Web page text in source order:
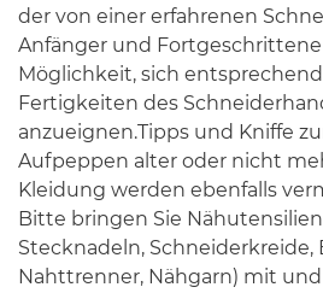
der von einer erfahrenen
Anfänger und
Möglichkeit, sich
Fertigkeiten des
anzueignen.Tipps und Kniffe
Aufpeppen alter oder nicht
Kleidung werden ebenfalls
Bitte bringen Sie Nähutensilien
Stecknadeln, Schneiderkreide,
Nahttrenner, Nähgarn) mit